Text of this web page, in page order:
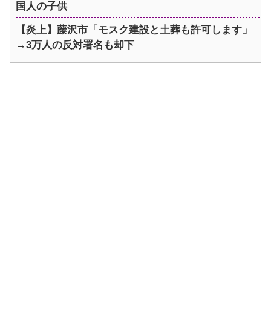
国人の子供
【炎上】藤沢市「モスク建設と土葬も許可します」
→3万人の反対署名も却下